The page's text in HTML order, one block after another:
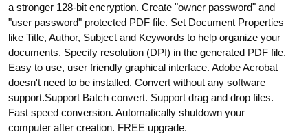
a stronger 128-bit encryption. Create "owner password" and
"user password" protected PDF file. Set Document Properties
like Title, Author, Subject and Keywords to help organize your
documents. Specify resolution (DPI) in the generated PDF file.
Easy to use, user friendly graphical interface. Adobe Acrobat
doesn't need to be installed. Convert without any software
support.Support Batch convert. Support drag and drop files.
Fast speed conversion. Automatically shutdown your
computer after creation. FREE upgrade.